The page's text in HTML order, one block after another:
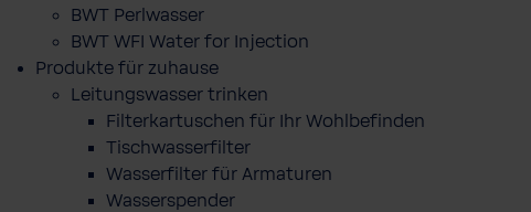
BWT Perlwasser
BWT WFI Water for Injection
Produkte für zuhause
Leitungswasser trinken
Filterkartuschen für Ihr Wohlbefinden
Tischwasserfilter
Wasserfilter für Armaturen
Wasserspender